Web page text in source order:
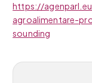
https://
agroalimentare-
sounding